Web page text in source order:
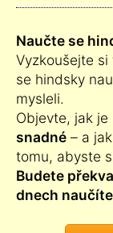
Naučte se
Vyzkoušejte
se hindsky
mysleli.
Objevte, jak je
snadné – a
tomu, abyste
Budete
dnech